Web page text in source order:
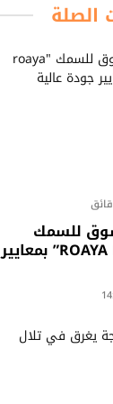
الصلة
للسمك
“ROAYA FISH MARKET” بمعايير